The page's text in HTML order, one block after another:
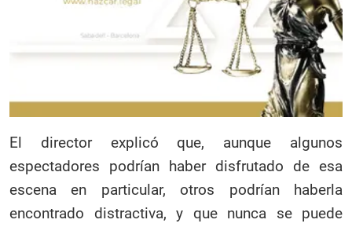
El director explicó que, aunque algunos
espectadores podrían haber disfrutado de esa
escena en particular, otros podrían haberla
encontrado distractiva, y que nunca se puede